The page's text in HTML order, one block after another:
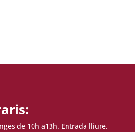
de 10h a13h. Entrada lliure.